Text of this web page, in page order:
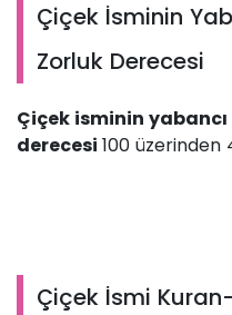
Çiçek İsminin
Zorluk Derecesi
Çiçek isminin
derecesi 100
Çiçek İsmi